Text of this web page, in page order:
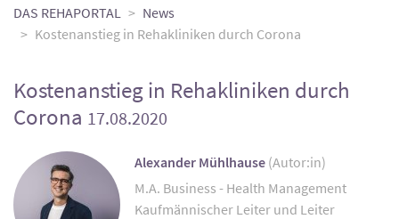
DAS REHAPORTAL
News
Kostenanstieg in Rehakliniken durch Corona
Kostenanstieg in Rehakliniken durch
Corona 17.08.2020
Alexander Mühlhause (Autor:in)
M.A. Business - Health Management
Kaufmännischer Leiter und Leiter